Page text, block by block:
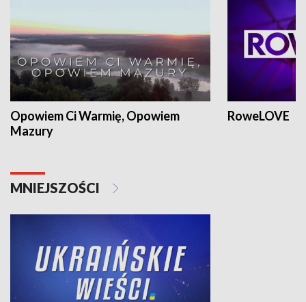
Opowiem Ci Warmię, Opowiem
Mazury
RoweLOVE
MNIEJSZOŚCI